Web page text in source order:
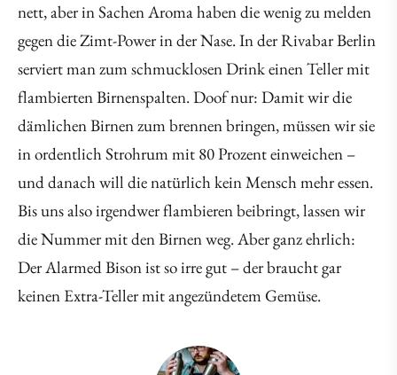
nett, aber in Sachen Aroma haben die wenig zu melden
gegen die Zimt-Power in der Nase. In der Rivabar Berlin
serviert man zum schmucklosen Drink einen Teller mit
flambierten Birnenspalten. Doof nur: Damit wir die
dämlichen Birnen zum brennen bringen, müssen wir sie
in ordentlich Strohrum mit 80 Prozent einweichen –
und danach will die natürlich kein Mensch mehr essen.
Bis uns also irgendwer flambieren beibringt, lassen wir
die Nummer mit den Birnen weg. Aber ganz ehrlich:
Der Alarmed Bison ist so irre gut – der braucht gar
keinen Extra-Teller mit angezündetem Gemüse.